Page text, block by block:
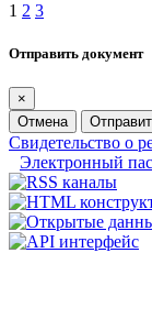
1 2 3
Отправить документ
×
Отмена
Свидетельство о
Электронный